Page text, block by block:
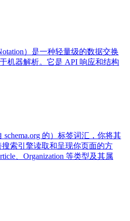
）是一种轻量级的数据交换
机器解析。它是 API 响应和结构
schema.org 的）标签词汇，你将其
索引擎读取和呈现你页面的方
、Organization 等类型及其属